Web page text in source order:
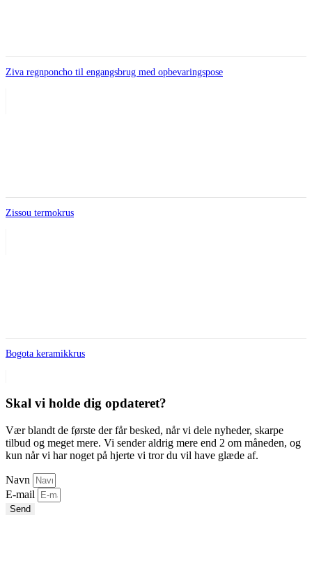
Ziva regnponcho til engangsbrug med opbevaringspose
Zissou termokrus
Bogota keramikkrus
Skal vi holde dig opdateret?
Vær blandt de første der får besked, når vi dele nyheder, skarpe
tilbud og meget mere. Vi sender aldrig mere end 2 om måneden, og
kun når vi har noget på hjerte vi tror du vil have glæde af.
Navn
E-mail
Send